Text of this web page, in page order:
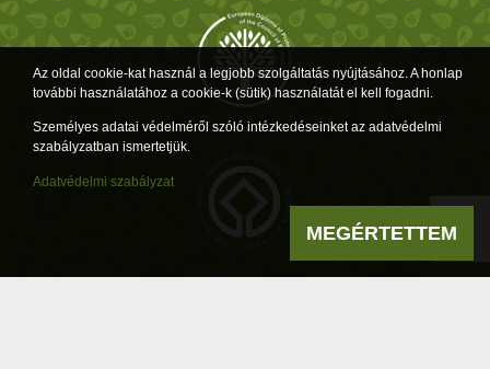
Az oldal cookie-kat használ a legjobb szolgáltatás nyújtásához. A honlap
további használatához a cookie-k (sütik) használatát el kell fogadni.
Személyes adatai védelméről szóló intézkedéseinket az adatvédelmi
szabályzatban ismertetjük.
Adatvédelmi szabályzat
MEGÉRTETTEM